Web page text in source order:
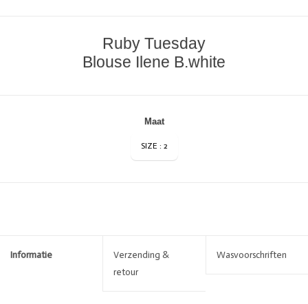
Ruby Tuesday
Blouse Ilene B.white
Maat
SIZE : 2
Informatie
Verzending &
retour
Wasvoorschriften